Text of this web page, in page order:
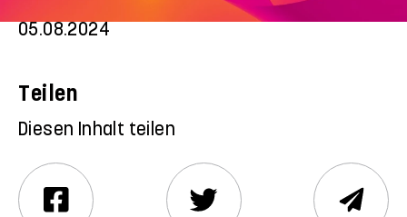
05.08.2024
Teilen
Diesen Inhalt teilen